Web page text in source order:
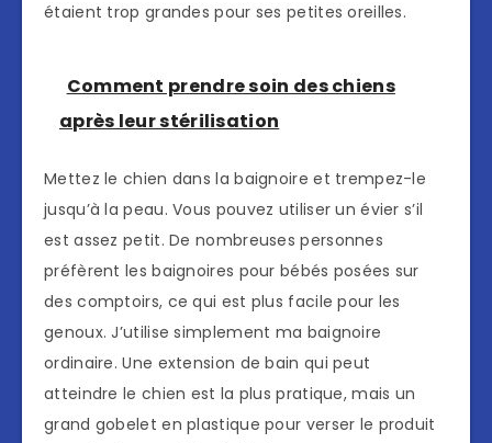
étaient trop grandes pour ses petites oreilles.
Comment prendre soin des chiens
après leur stérilisation
Mettez le chien dans la baignoire et trempez-le
jusqu’à la peau. Vous pouvez utiliser un évier s’il
est assez petit. De nombreuses personnes
préfèrent les baignoires pour bébés posées sur
des comptoirs, ce qui est plus facile pour les
genoux. J’utilise simplement ma baignoire
ordinaire. Une extension de bain qui peut
atteindre le chien est la plus pratique, mais un
grand gobelet en plastique pour verser le produit